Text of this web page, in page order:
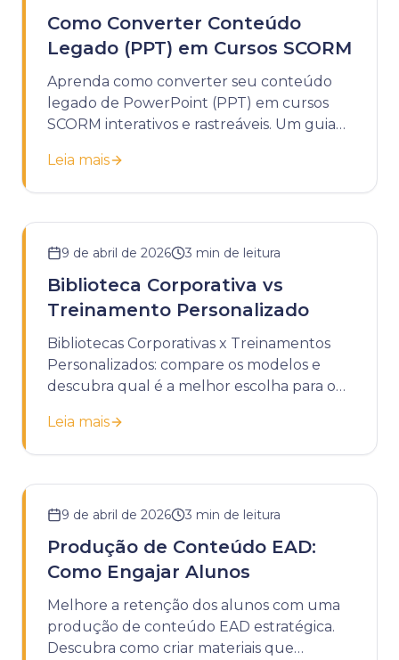
Como Converter Conteúdo
Legado (PPT) em Cursos SCORM
Aprenda como converter seu conteúdo
legado de PowerPoint (PPT) em cursos
SCORM interativos e rastreáveis. Um guia
treinamento corporativo.
Leia mais
9 de abril de 2026 3 min de leitura
Biblioteca Corporativa vs
Treinamento Personalizado
Bibliotecas Corporativas x Treinamentos
Personalizados: compare os modelos e
descubra qual é a melhor escolha para o
Leia mais
9 de abril de 2026 3 min de leitura
Produção de Conteúdo EAD:
Como Engajar Alunos
Melhore a retenção dos alunos com uma
produção de conteúdo EAD estratégica.
Descubra como criar materiais que